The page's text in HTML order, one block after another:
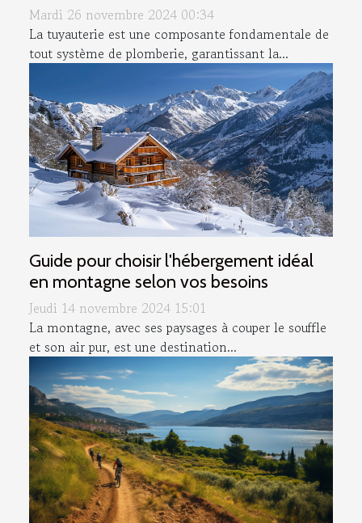
Mardi 26 novembre 2024 00:34
La tuyauterie est une composante fondamentale de
tout système de plomberie, garantissant la...
Guide pour choisir l'hébergement idéal
en montagne selon vos besoins
Jeudi 14 novembre 2024 15:01
La montagne, avec ses paysages à couper le souffle
et son air pur, est une destination...